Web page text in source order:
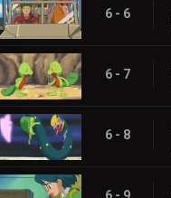
6 - 6
6 - 7
6 - 8